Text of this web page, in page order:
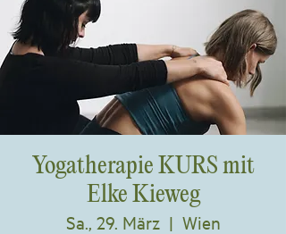
Yogatherapie KURS mit
Elke Kieweg
Sa., 29. März
  |
Wien